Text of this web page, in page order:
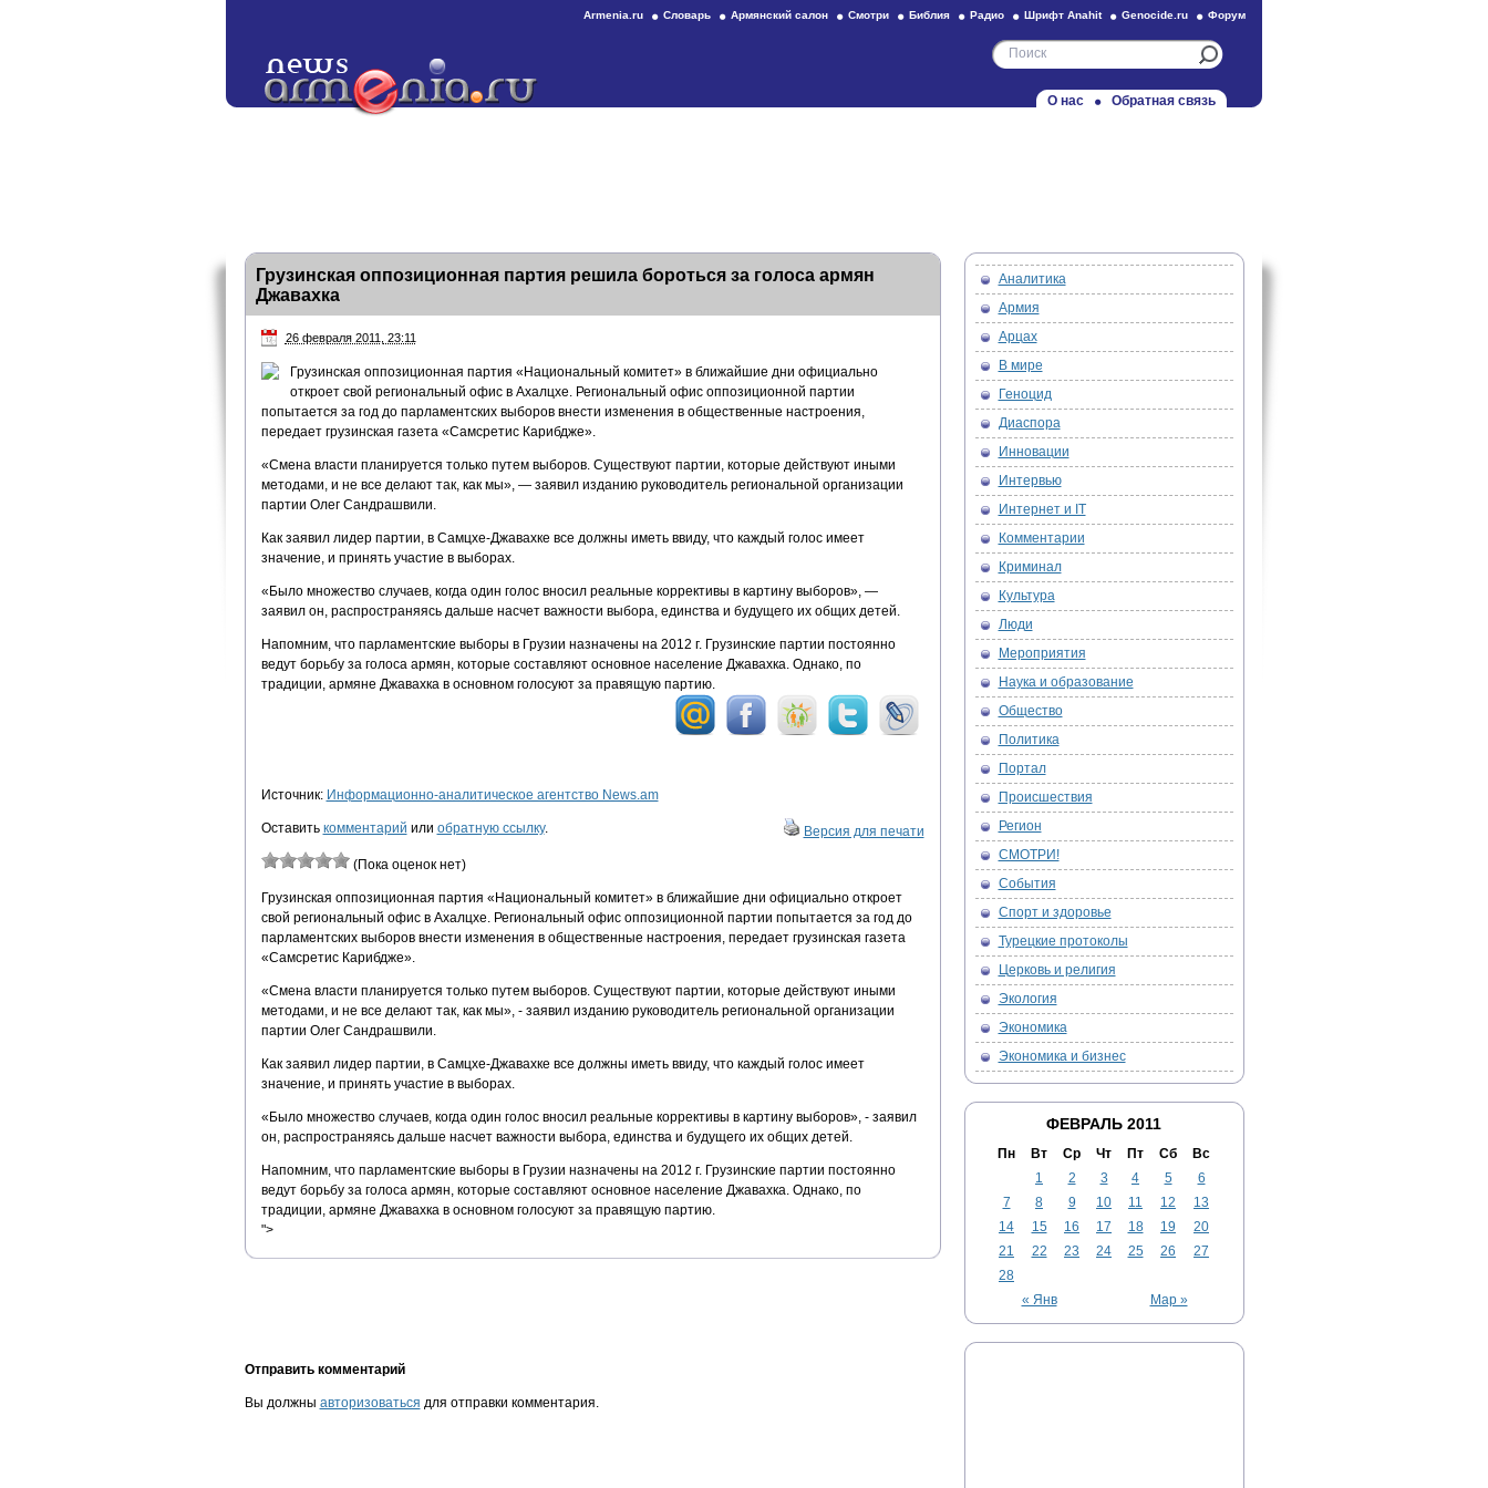
Armenia.ru Словарь Армянский салон Смотри Библия Радио Шрифт Anahit Genocide.ru Форум
О нас Обратная связь
Грузинская оппозиционная партия решила бороться за голоса армян
Джавахка
26 февраля 2011, 23:11
Грузинская оппозиционная партия «Национальный комитет» в ближайшие дни официально
откроет свой региональный офис в Ахалцхе. Региональный офис оппозиционной партии
попытается за год до парламентских выборов внести изменения в общественные настроения,
передает грузинская газета «Самсретис Карибдже».
«Смена власти планируется только путем выборов. Существуют партии, которые действуют иными
методами, и не все делают так, как мы», — заявил изданию руководитель региональной организации
партии Олег Сандрашвили.
Как заявил лидер партии, в Самцхе-Джавахке все должны иметь ввиду, что каждый голос имеет
значение, и принять участие в выборах.
«Было множество случаев, когда один голос вносил реальные коррективы в картину выборов», —
заявил он, распространяясь дальше насчет важности выбора, единства и будущего их общих детей.
Напомним, что парламентские выборы в Грузии назначены на 2012 г. Грузинские партии постоянно
ведут борьбу за голоса армян, которые составляют основное население Джавахка. Однако, по
традиции, армяне Джавахка в основном голосуют за правящую партию.
Источник: Информационно-аналитическое агентство News.am
Оставить комментарий или обратную ссылку. Версия для печати
(Пока оценок нет)
Грузинская оппозиционная партия «Национальный комитет» в ближайшие дни официально откроет
свой региональный офис в Ахалцхе. Региональный офис оппозиционной партии попытается за год до
парламентских выборов внести изменения в общественные настроения, передает грузинская газета
«Самсретис Карибдже».
«Смена власти планируется только путем выборов. Существуют партии, которые действуют иными
методами, и не все делают так, как мы», - заявил изданию руководитель региональной организации
партии Олег Сандрашвили.
Как заявил лидер партии, в Самцхе-Джавахке все должны иметь ввиду, что каждый голос имеет
значение, и принять участие в выборах.
«Было множество случаев, когда один голос вносил реальные коррективы в картину выборов», - заявил
он, распространяясь дальше насчет важности выбора, единства и будущего их общих детей.
Напомним, что парламентские выборы в Грузии назначены на 2012 г. Грузинские партии постоянно
ведут борьбу за голоса армян, которые составляют основное население Джавахка. Однако, по
традиции, армяне Джавахка в основном голосуют за правящую партию.
">
Отправить комментарий
Вы должны авторизоваться для отправки комментария.
Аналитика
Армия
Арцах
В мире
Геноцид
Диаспора
Инновации
Интервью
Интернет и IT
Комментарии
Криминал
Культура
Люди
Мероприятия
Наука и образование
Общество
Политика
Портал
Происшествия
Регион
СМОТРИ!
События
Спорт и здоровье
Турецкие протоколы
Церковь и религия
Экология
Экономика
Экономика и бизнес
ФЕВРАЛЬ 2011
Пн Вт Ср Чт Пт Сб Вс
« Янв Мар »
1 2 3 4 5
6
7
8 9 10 11 12
13
14
15 16 17 18 19
20
21
22 23 24 25 26
27
28